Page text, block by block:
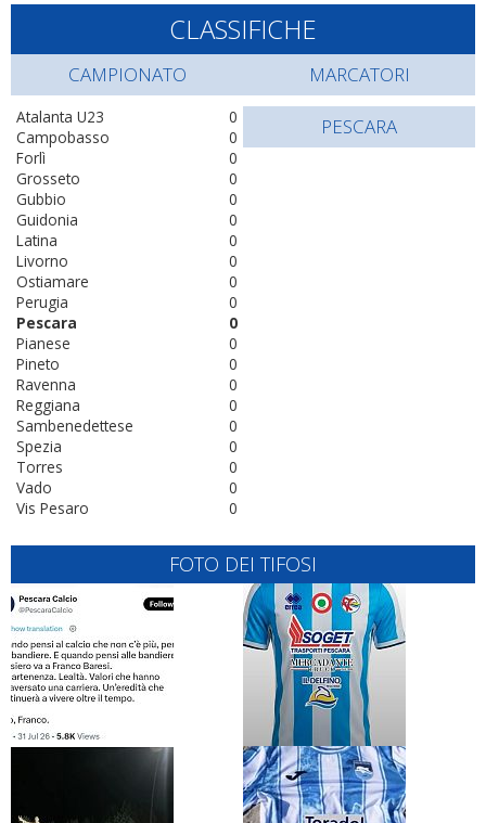
CLASSIFICHE
CAMPIONATO
0
Atalanta U23
0
Campobasso
0
Forlì
0
Grosseto
0
Gubbio
0
Guidonia
0
Latina
0
Livorno
0
Ostiamare
0
Perugia
0
Pescara
0
Pianese
0
Pineto
0
Ravenna
0
Reggiana
0
Sambenedettese
0
Spezia
0
Torres
0
Vado
0
Vis Pesaro
MARCATORI
PESCARA
FOTO DEI TIFOSI